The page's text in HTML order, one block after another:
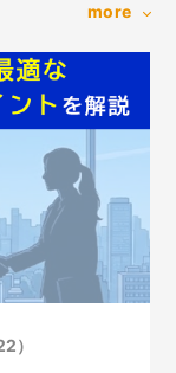
レイアウト
ナレーション
more
）